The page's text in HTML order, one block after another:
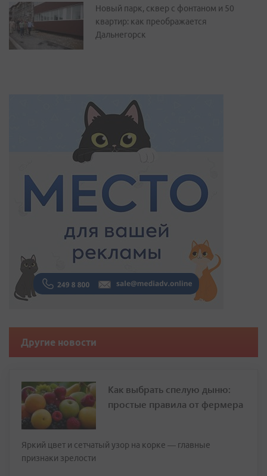
Новый парк, сквер с фонтаном и 50
квартир: как преображается
Дальнегорск
Другие новости
Как выбрать спелую дыню:
простые правила от фермера
Яркий цвет и сетчатый узор на корке — главные
признаки зрелости